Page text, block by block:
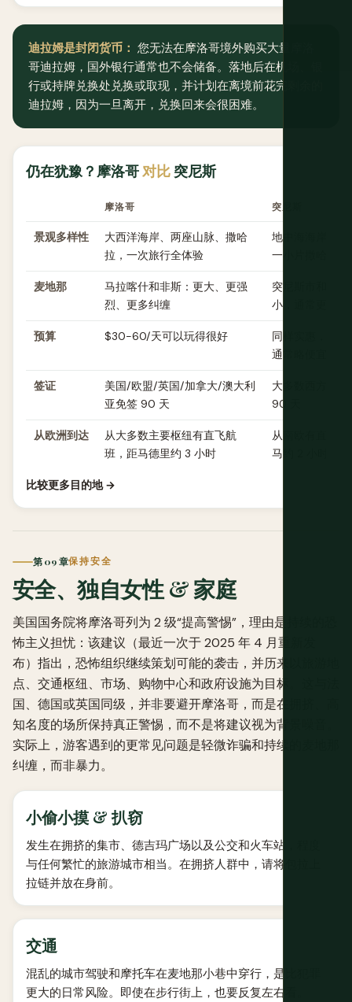
迪拉姆是封闭货币： 您无法在摩洛哥境外购买大量摩洛
哥迪拉姆，国外银行通常也不会储备。落地后在机场、银
行或持牌兑换处兑换或取现，并计划在离境前花完剩余的
迪拉姆，因为一旦离开，兑换回来会很困难。
仍在犹豫？摩洛哥 对比 突尼斯
摩洛哥 突尼斯
景观多样性
大西洋海岸、两座山脉、撒哈
拉，一次旅行全体验
地中海海岸和靠
一小片撒哈拉
麦地那
马拉喀什和非斯：更大、更强
烈、更多纠缠
突尼斯市和苏
小，通常更平静
预算 $30-60/天可以玩得很好
同样实惠，杰
通常略便宜
签证
美国/欧盟/英国/加拿大/澳大利
亚免签 90 天
大多数西方护照
90 天
从欧洲到达
从大多数主要枢纽有直飞航
班，距马德里约 3 小时
从南欧有直飞
马约 2 小时
比较更多目的地 →
第 09 章保持安全
安全、独自女性 & 家庭
美国国务院将摩洛哥列为 2 级“提高警惕”，理由是持续的恐
怖主义担忧：该建议（最近一次于 2025 年 4 月重新发
布）指出，恐怖组织继续策划可能的袭击，并历来以旅游地
点、交通枢纽、市场、购物中心和政府设施为目标。这与法
国、德国或英国同级，并非要避开摩洛哥，而是在拥挤、高
知名度的场所保持真正警惕，而不是将建议视为背景噪音。
实际上，游客遇到的更常见问题是轻微诈骗和持续的麦地那
纠缠，而非暴力。
小偷小摸 & 扒窃
发生在拥挤的集市、德吉玛广场以及公交和火车站，程度
与任何繁忙的旅游城市相当。在拥挤人群中，请将包拉上
拉链并放在身前。
交通
混乱的城市驾驶和摩托车在麦地那小巷中穿行，是比犯罪
更大的日常风险。即使在步行街上，也要反复左右看。